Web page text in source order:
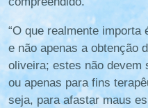
“O que realmente
e não apenas a obtenção
oliveira; estes não devem
ou apenas para fins
seja, para afastar maus